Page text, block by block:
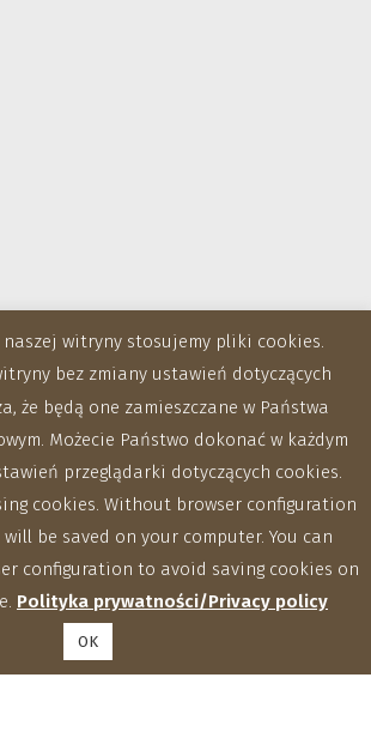
naszej witryny stosujemy pliki cookies.
bez zmiany ustawień dotyczących
że będą one zamieszczane w Państwa
Możecie Państwo dokonać w każdym
przeglądarki dotyczących cookies.
cookies. Without browser configuration
be saved on your computer. You can
configuration to avoid saving cookies on
Polityka prywatności/Privacy policy
OK